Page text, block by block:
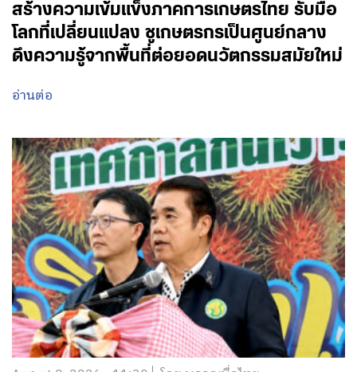
สร้างความเข้มแข็งภาคการเกษตรไทย รับมือ
โลกที่เปลี่ยนแปลง ชูเกษตรกรเป็นศูนย์กลาง
ดึงความรู้จากพื้นที่ต่อยอดนวัตกรรมสมัยใหม่
อ่านต่อ